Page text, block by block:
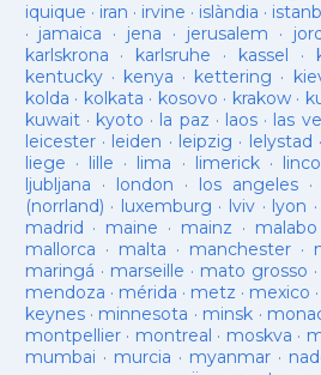
iquique · iran · irvine · islàndia ·
· jamaica · jena · jerusalem ·
karlskrona · karlsruhe · kassel ·
kentucky· kenya · kettering ·
kolda · kolkata · kosovo · krakow·
kuwait· kyoto · la paz · laos· las
leicester· leiden · leipzig · lelystad ·
liege · lille · lima · limerick·
ljubljana · london · los angeles·
(norrland) · luxemburg · lviv · lyon ·
madrid · maine · mainz · malabo
mallorca · malta · manchester·
maringá · marseille · mato grosso ·
mendoza · mérida · metz · mexico ·
keynes· minnesota · minsk ·
montpellier· montreal · moskva ·
mumbai · murcia · myanmar·